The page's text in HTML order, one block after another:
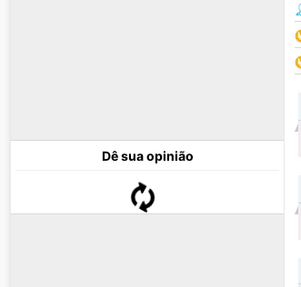
Dê sua opinião